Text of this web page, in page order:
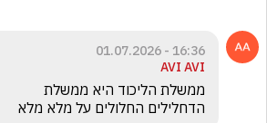
16:36 - 01.07.2026
AVI AVI
הדחלילים החלולים על מלא מלא